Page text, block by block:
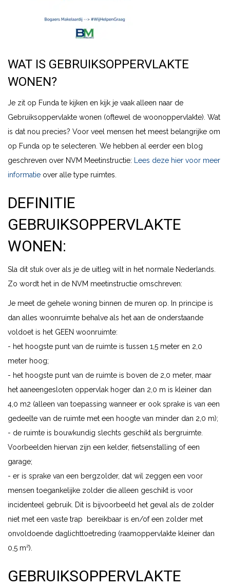
WAT IS GEBRUIKSOPPERVLAKTE
WONEN?
Je zit op Funda te kijken en kijk je vaak alleen naar de
Gebruiksoppervlakte wonen (oftewel de woonoppervlakte). Wat
is dat nou precies? Voor veel mensen het meest belangrijke om
op Funda op te selecteren. We hebben al eerder een blog
geschreven over NVM Meetinstructie:
Lees deze hier voor meer
informatie over alle type ruimtes.
DEFINITIE
GEBRUIKSOPPERVLAKTE
WONEN:
Sla dit stuk over als je de uitleg wilt in het normale Nederlands.
Zo wordt het in de NVM meetinstructie omschreven:
Je meet de gehele woning binnen de muren op. In principe is
dan alles woonruimte behalve als het aan de onderstaande
voldoet is het GEEN woonruimte:
- het hoogste punt van de ruimte is tussen 1,5 meter en 2,0
meter hoog;
- het hoogste punt van de ruimte is boven de 2,0 meter, maar
het aaneengesloten oppervlak hoger dan 2,0 m is kleiner dan
4,0 m2 (alleen van toepassing wanneer er ook sprake is van een
gedeelte van de ruimte met een hoogte van minder dan 2,0 m);
- de ruimte is bouwkundig slechts geschikt als bergruimte.
Voorbeelden hiervan zijn een kelder, fietsenstalling of een
garage;
- er is sprake van een bergzolder, dat wil zeggen een voor
mensen toegankelijke zolder die alleen geschikt is voor
incidenteel gebruik. Dit is bijvoorbeeld het geval als de zolder
niet met een vaste trap bereikbaar is en/of een zolder met
onvoldoende daglichttoetreding (raamoppervlakte kleiner dan
0,5 m²).
GEBRUIKSOPPERVLAKTE